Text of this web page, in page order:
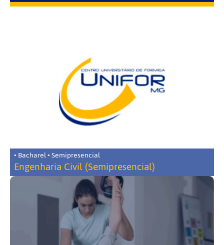
• Bacharel • Semipresencial
Engenharia Civil (Semipresencial)